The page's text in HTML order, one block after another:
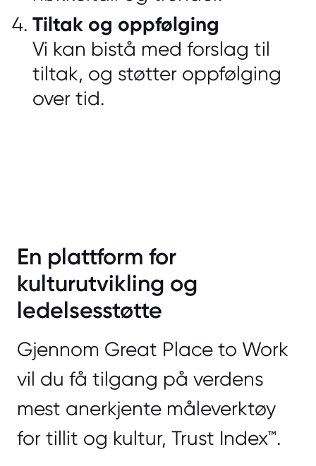
Tiltak og oppfølging
Vi kan bistå med forslag til
tiltak, og støtter oppfølging
over tid.
En plattform for
kulturutvikling og
ledelsesstøtte
Gjennom Great Place to Work
vil du få tilgang på verdens
mest anerkjente måleverktøy
for tillit og kultur, Trust Index™.